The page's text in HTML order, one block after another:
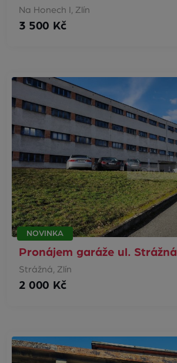
Na Honech I, Zlín
3 500 Kč
NOVINKA
Pronájem garáže ul. Strážná
Strážná, Zlín
2 000 Kč